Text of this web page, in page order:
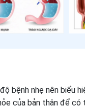
bệnh nhẹ nên biểu
của bản thân để có